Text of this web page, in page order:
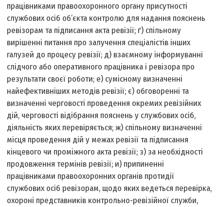
працівниками правоохоронного органу присутності
службових осіб об’єкта контролю для надання пояснень
ревізорам та підписання акта ревізії; ґ) спільному
вирішенні питання про залучення спеціалістів інших
галузей до процесу ревізії; д) взаємному інформуванні
слідчого або оперативного працівника і ревізора про
результати своєї роботи; е) сумісному визначенні
найефективніших методів ревізії; є) обговоренні та
визначенні черговості проведення окремих ревізійних
дій, черговості відібрання пояснень у службових осіб,
діяльність яких перевіряється; ж) спільному визначенні
місця проведення дій у межах ревізії та підписання
кінцевого чи проміжного акта ревізії; з) за необхідності
продовження термінів ревізії; и) припиненні
працівниками правоохоронних органів протидії
службових осіб ревізорам, щодо яких ведеться перевірка,
охороні представників контрольно-ревізійної служби,